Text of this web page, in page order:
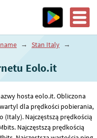
→ Stan Italy →
Eolo.it
hosta eolo.it. Obliczona
dla prędkości pobierania,
(Italy). Najczęstszą prędkością
Najczęstszą prędkością